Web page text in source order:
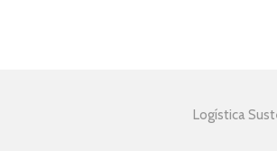
Logística